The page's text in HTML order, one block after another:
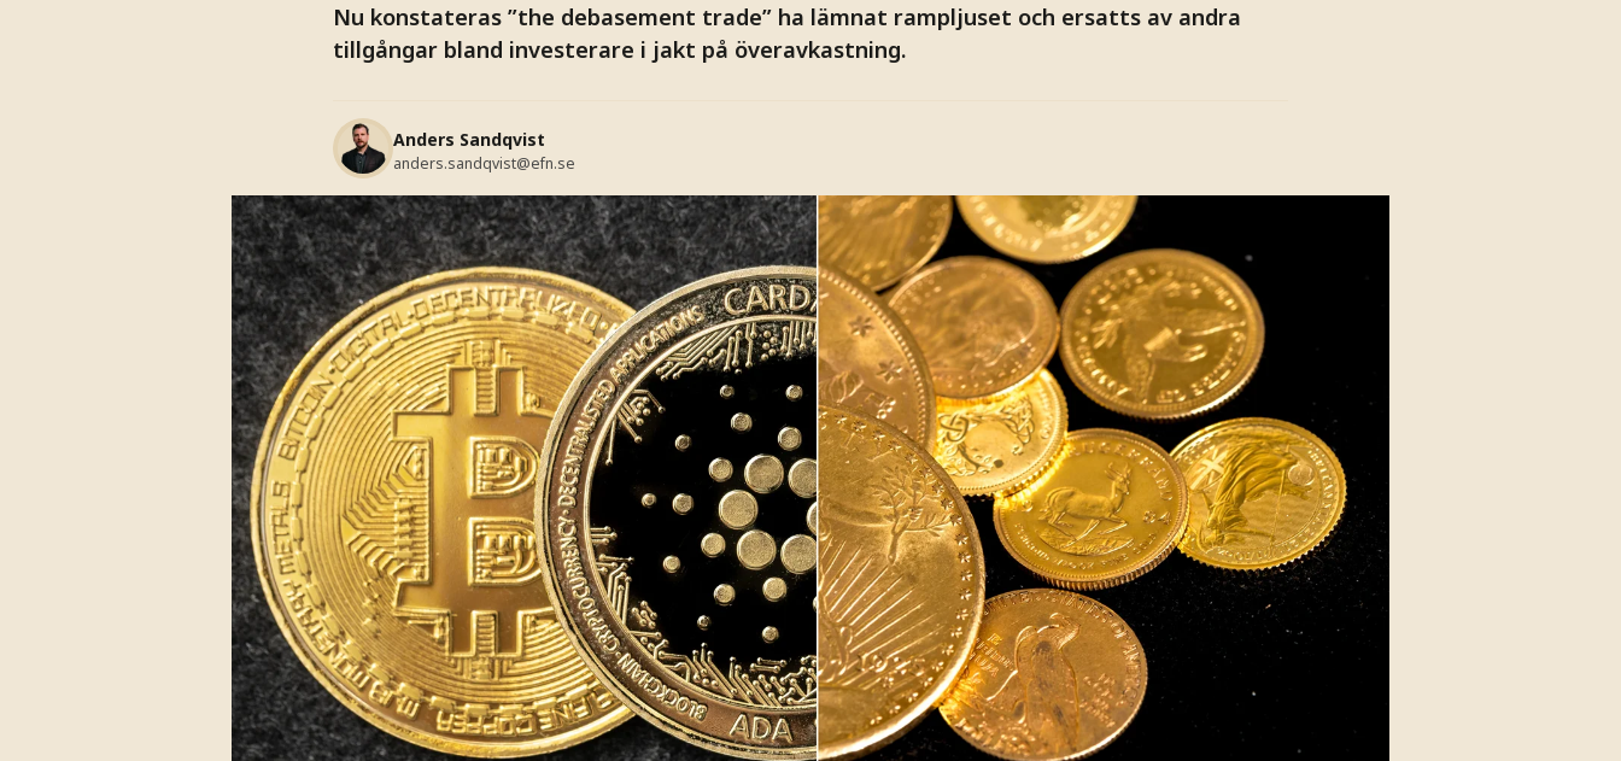
Nu konstateras ”the debasement trade” ha lämnat rampljuset och ersatts av andra
tillgångar bland investerare i jakt på överavkastning.
Anders Sandqvist
anders.sandqvist@efn.se